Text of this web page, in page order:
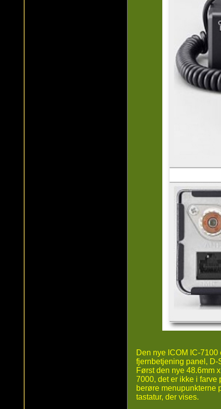
Den nye ICOM IC-
fjernbetjening panel,
Først den nye 48.6mm
7000, det er ikke i
berøre menupunkterne
tastatur, der vises.